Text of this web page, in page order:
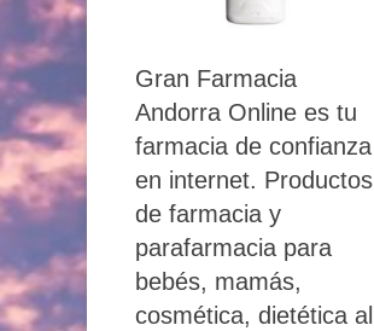
Gran Farmacia
Andorra Online es tu
farmacia de confianza
en internet. Productos
de farmacia y
parafarmacia para
bebés, mamás,
cosmética, dietética al